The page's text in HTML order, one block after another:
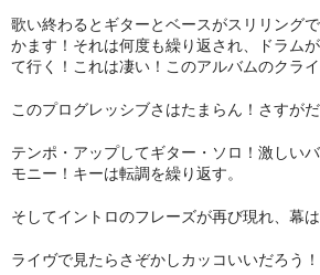
歌い終わるとギターとベースがスリリング
かます！それは何度も繰り返され、ドラム
て行く！これは凄い！このアルバムのクライ
このプログレッシブさはたまらん！さすがだ
テンポ・アップしてギター・ソロ！激しい
モニー！キーは転調を繰り返す。
そしてイントロのフレーズが再び現れ、幕は
ライヴで見たらさぞかしカッコいいだろう！